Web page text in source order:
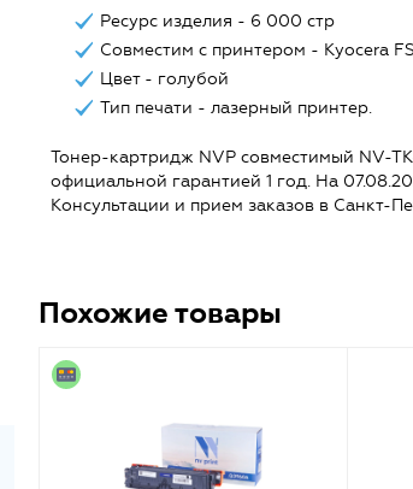
Ресурс изделия - 6 000 стр
Совместим с принтером - Kyocera
Цвет - голубой
Тип печати - лазерный принтер.
Тонер-картридж NVP совместимый NV-
официальной гарантией 1 год. На
Консультации и прием заказов в Санкт-
Похожие товары